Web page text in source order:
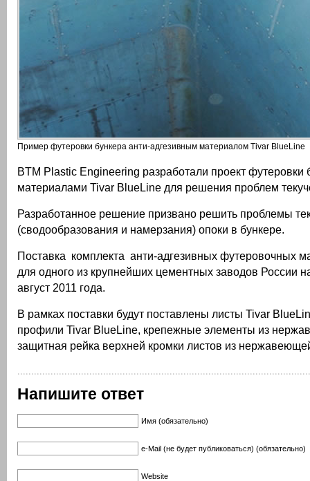
Пример футеровки бункера анти-адгезивным материалом Tivar BlueLine
BTM Plastic Engineering разработали проект футеровки
материалами Tivar BlueLine для решения проблем
Разработанное решение призвано решить проблемы
(сводообразования и намерзания) опоки в бункере.
Поставка комплекта анти-адгезивных футеровочных
для одного из крупнейших цементных заводов России
август 2011 года.
В рамках поставки будут поставлены листы Tivar
профили Tivar BlueLine, крепежные элементы из
защитная рейка верхней кромки листов из
Напишите ответ
Имя (обязательно)
e-Mail (не будет публиковаться) (обязательно)
Website